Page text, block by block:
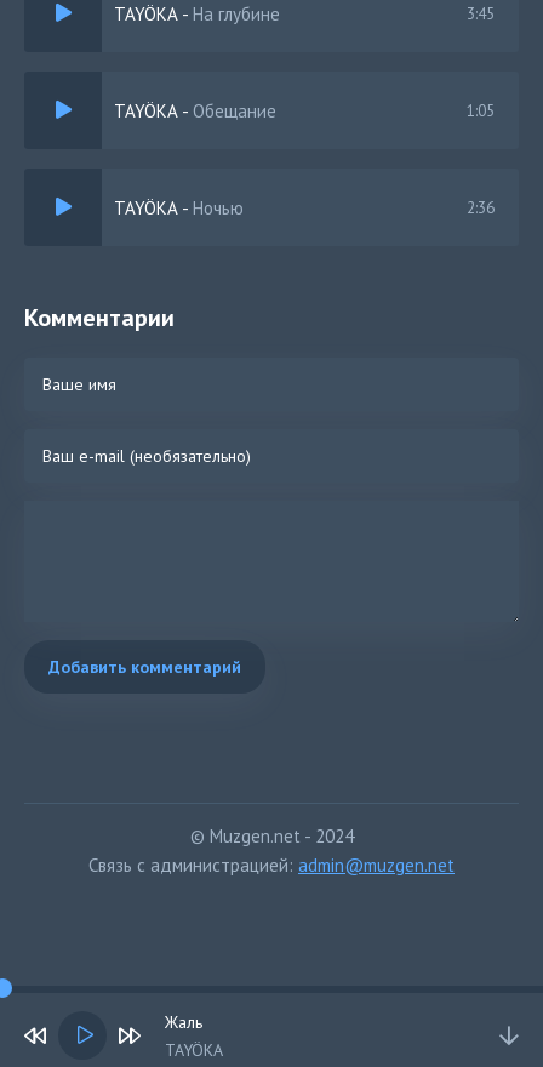
TAYÖKA - На глубине 3:45
TAYÖKA - Обещание 1:05
TAYÖKA - Ночью 2:36
Комментарии
Добавить комментарий
© Muzgen.net - 2024
Связь с администрацией: admin@muzgen.net
Жаль
TAYÖKA